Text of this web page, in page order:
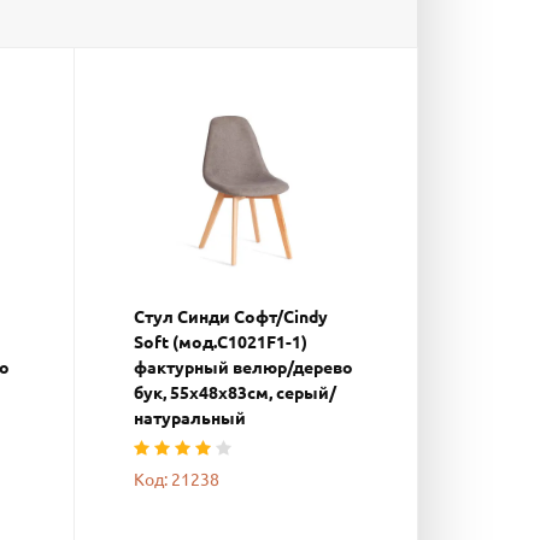
Стул Синди Софт/Cindy
Soft (мод.C1021F1-1)
фактурный велюр/дерево
бук, 55х48х83см, серый/
натуральный
Код: 21238